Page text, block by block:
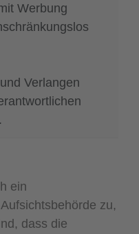
Werbung
Verlangen
ein
zu,
dass die